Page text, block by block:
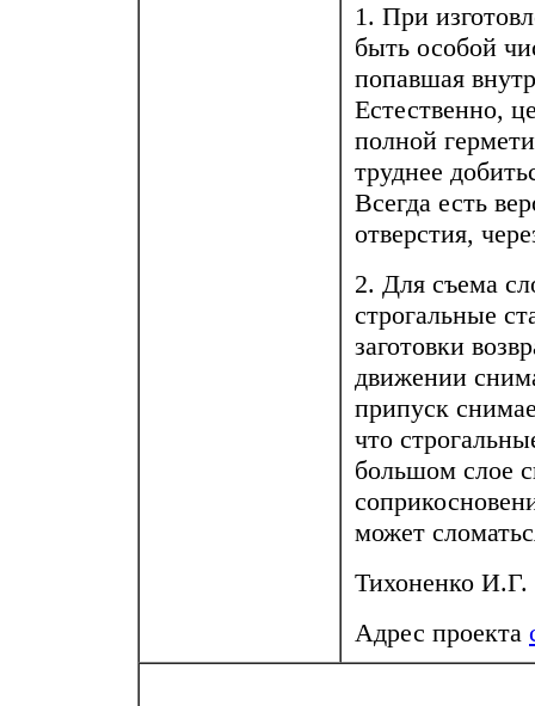
1. При
быть особой
попавшая
Естественно,
полной
труднее
Всегда есть
отверстия,
2. Для съема
строгальные
заготовки
движении
припуск
что
большом слое
может
Тихоненко И.Г.
Адрес проекта